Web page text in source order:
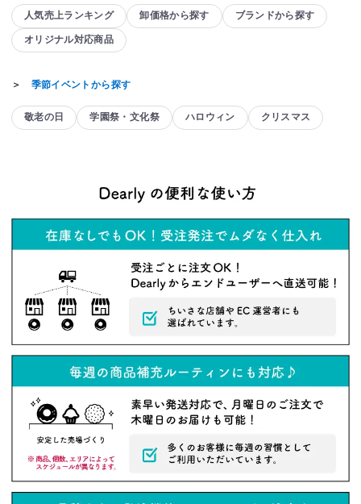
人気売上ランキング 卸価格から探す ブランドから探す
オリジナル対応商品
＞ 季節イベントから探す
敬老の日 学園祭・文化祭 ハロウィン クリスマス